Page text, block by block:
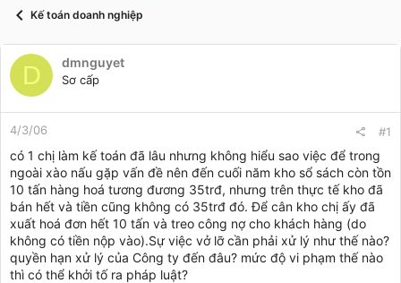
r
Kế toán doanh nghiệp
D dmnguyet
Sơ cấp
4/3/06 #1
có 1 chị làm kế toán đã lâu nhưng không hiểu sao việc để trong
ngoài xào nấu gặp vấn đề nên đến cuối năm kho sổ sách còn tồn
10 tấn hàng hoá tương đương 35trđ, nhưng trên thực tế kho đã
bán hết và tiền cũng không có 35trđ đó. Để cân kho chị ấy đã
xuất hoá đơn hết 10 tấn và treo công nợ cho khách hàng (do
không có tiền nộp vào).Sự việc vở lỡ cần phải xử lý như thế nào?
quyền hạn xử lý của Công ty đến đâu? mức độ vi phạm thế nào
thì có thể khởi tố ra pháp luật?